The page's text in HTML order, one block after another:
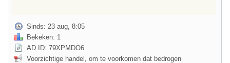
Sinds: 23 aug, 8:05
Bekeken: 1
AD ID: 79XPMDO6
Voorzichtige handel, om te voorkomen dat bedrogen